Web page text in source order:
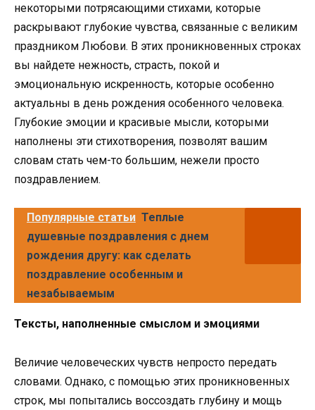
некоторыми потрясающими стихами, которые
раскрывают глубокие чувства, связанные с великим
праздником Любови. В этих проникновенных строках
вы найдете нежность, страсть, покой и
эмоциональную искренность, которые особенно
актуальны в день рождения особенного человека.
Глубокие эмоции и красивые мысли, которыми
наполнены эти стихотворения, позволят вашим
словам стать чем-то большим, нежели просто
поздравлением.
Популярные статьи Теплые
душевные поздравления с днем
рождения другу: как сделать
поздравление особенным и
незабываемым
Тексты, наполненные смыслом и эмоциями
Величие человеческих чувств непросто передать
словами. Однако, с помощью этих проникновенных
строк, мы попытались воссоздать глубину и мощь